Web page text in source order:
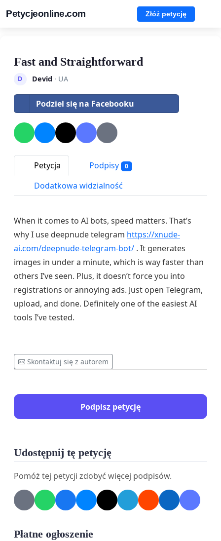
Petycjeonline.com Złóż petycję
Fast and Straightforward
D Devid · UA
Podziel się na Facebooku
Petycja Podpisy 0
Dodatkowa widzialność
When it comes to AI bots, speed matters. That’s
why I use deepnude telegram https://xnude-
ai.com/deepnude-telegram-bot/ . It generates
images in under a minute, which is way faster than
others I’ve seen. Plus, it doesn’t force you into
registrations or annoying ads. Just open Telegram,
upload, and done. Definitely one of the easiest AI
tools I’ve tested.
Skontaktuj się z autorem
Podpisz petycję
Udostępnij tę petycję
Pomóż tej petycji zdobyć więcej podpisów.
Płatne ogłoszenie